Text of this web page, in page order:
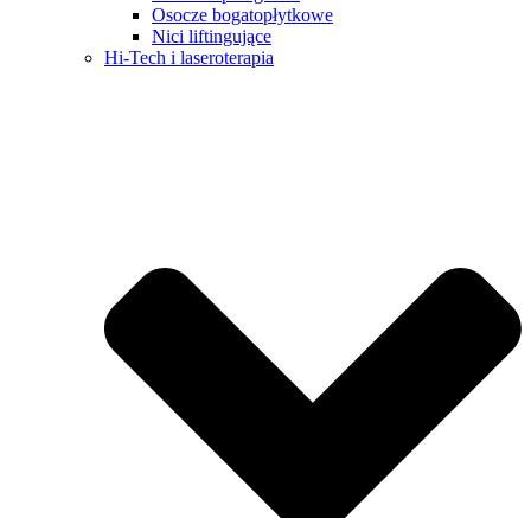
Osocze bogatopłytkowe
Nici liftingujące
Hi-Tech i laseroterapia